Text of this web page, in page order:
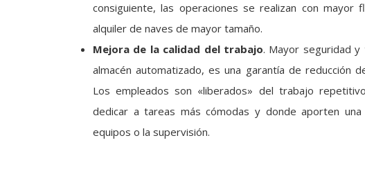
consiguiente, las operaciones se realizan con
alquiler de naves de mayor tamaño.
Mejora de la calidad del trabajo. Mayor seguridad y
almacén automatizado, es una garantía de reducción
Los empleados son «liberados» del trabajo
dedicar a tareas más cómodas y donde aporten
equipos o la supervisión.